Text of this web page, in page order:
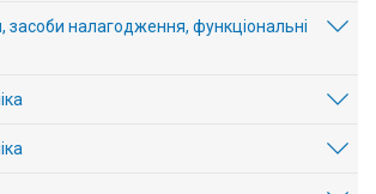
засоби налагодження, функціональні